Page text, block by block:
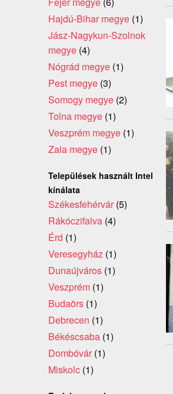
Hajdú-Bihar megye (1)
Jász-Nagykun-Szolnok
megye (4)
Nógrád megye (1)
Pest megye (3)
Somogy megye (2)
Tolna megye (1)
Veszprém megye (1)
Zala megye (1)
Települések használt Intel
kínálata
Székesfehérvár (5)
Rákóczifalva (4)
Érd (1)
Veresegyház (1)
Dunaújváros (1)
Veszprém (1)
Budaörs (1)
Debrecen (1)
Békéscsaba (1)
Dombóvár (1)
Miskolc (1)